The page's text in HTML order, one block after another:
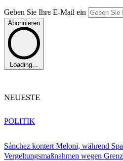
Geben Sie Ihre E-Mail ein
Abonnieren
Loading...
NEUESTE
Sánchez kontert Meloni, während
Vergeltungsmaßnahmen wegen
POLITIK